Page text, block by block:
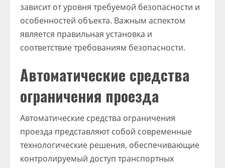
зависит от уровня требуемой безопасности и
особенностей объекта. Важным аспектом
является правильная установка и
соответствие требованиям безопасности.
Автоматические средства
ограничения проезда
Автоматические средства ограничения
проезда представляют собой современные
технологические решения, обеспечивающие
контролируемый доступ транспортных